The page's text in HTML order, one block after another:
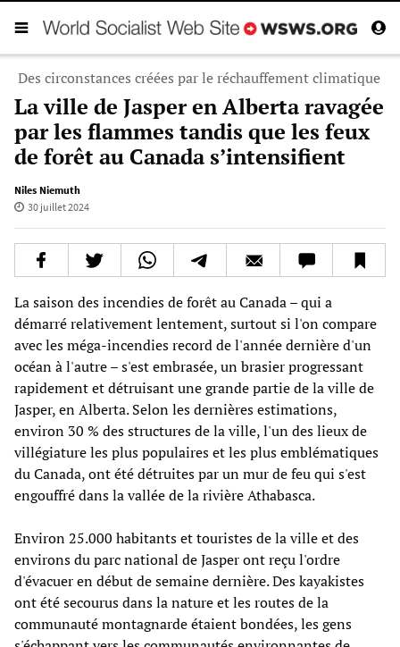
Des circonstances créées par le réchauffement climatique
La ville de Jasper en Alberta ravagée
par les flammes tandis que les feux
de forêt au Canada s’intensifient
Niles Niemuth
30 juillet 2024
La saison des incendies de forêt au Canada – qui a
démarré relativement lentement, surtout si l'on compare
avec les méga-incendies record de l'année dernière d'un
océan à l'autre – s'est embrasée, un brasier progressant
rapidement et détruisant une grande partie de la ville de
Jasper, en Alberta. Selon les dernières estimations,
environ 30 % des structures de la ville, l'un des lieux de
villégiature les plus populaires et les plus emblématiques
du Canada, ont été détruites par un mur de feu qui s'est
engouffré dans la vallée de la rivière Athabasca.
Environ 25.000 habitants et touristes de la ville et des
environs du parc national de Jasper ont reçu l'ordre
d'évacuer en début de semaine dernière. Des kayakistes
ont été secourus dans la nature et les routes de la
communauté montagnarde étaient bondées, les gens